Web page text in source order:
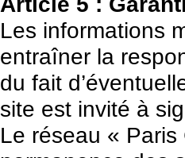
Les informations
entraîner la
du fait
site est invité à
Le réseau «